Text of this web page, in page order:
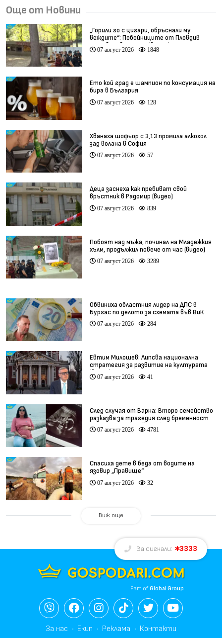
Още от Новини
„Горили го с цигари, обръснали му
веждите“: Побойниците от Пловдив
остават в ареста (видео)
07 август 2026 1848
Ето кой град е шампион по консумация на
бира в България
07 август 2026 128
Хванаха шофьор с 3,13 промила алкохол
зад волана в София
07 август 2026 57
Деца заснеха как пребиват свой
връстник в Радомир (видео)
07 август 2026 839
Побоят над мъжа, починал на Младежкия
хълм, продължил повече от час (видео)
07 август 2026 3289
Обвиниха областния лидер на ДПС в
Бургас по делото за схемата във ВиК
07 август 2026 284
Евтим Милошев: Липсва национална
стратегия за развитие на културата
(видео)
07 август 2026 41
След случая от Варна: Второ семейство
разказва за трагедия след бременност
при същия лекар (видео)
07 август 2026 4781
Спасиха дете в беда от водите на
язовир „Правище“
07 август 2026 32
Виж още
За сигнали: 3333
Part ofGlobal Group
За нас Екип Реклама Контакти